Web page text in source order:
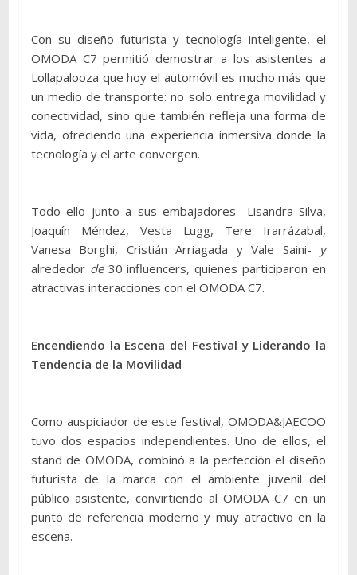
Con su diseño futurista y tecnología inteligente, el
OMODA C7 permitió demostrar a los asistentes a
Lollapalooza que hoy el automóvil es mucho más que
un medio de transporte: no solo entrega movilidad y
conectividad, sino que también refleja una forma de
vida, ofreciendo una experiencia inmersiva donde la
tecnología y el arte convergen.
Todo ello junto a sus embajadores -Lisandra Silva,
Joaquín Méndez, Vesta Lugg, Tere Irarrázabal,
Vanesa Borghi, Cristián Arriagada y Vale Saini- y
alrededorde 30 influencers, quienes participaron en
atractivas interacciones con el OMODA C7.
Encendiendo la Escena del Festival y Liderando la
Tendencia de la Movilidad
Como auspiciador de este festival, OMODA&JAECOO
tuvo dos espacios independientes. Uno de ellos, el
stand de OMODA, combinó a la perfección el diseño
futurista de la marca con el ambiente juvenil del
público asistente, convirtiendo al OMODA C7 en un
punto de referencia moderno y muy atractivo en la
escena.